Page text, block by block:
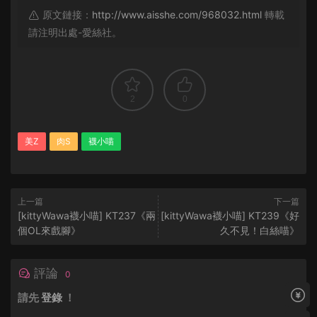
原文鏈接： http://www.aisshe.com/968032.html 轉載
請注明出處-愛絲社。
2 0
美Z 肉S 襪小喵
上一篇
[kittyWawa襪小喵] KT237《兩
個OL來戲腳》
下一篇
[kittyWawa襪小喵] KT239《好
久不見！白絲喵》
評論 0
請先登錄 ！